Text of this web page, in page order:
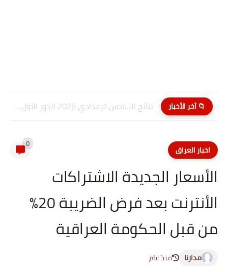
📁 آخر الأخبار نتائج السادس الإعدادي 2026 الدور الأول PDF كربلاء المقدسة| موقع...
اخبار العراق 0
الأسعار الجديدة الاشتراكات
الأنترنت بعد فرض الضريبة 20%
من قبل الحكومة العراقية
مدارنا منذ عام